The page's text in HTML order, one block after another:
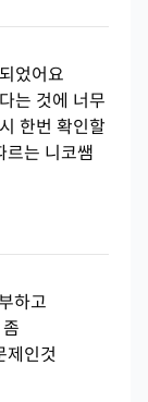
었어요
는 것에 너무
한번 확인할
르는 니코쌤
하고
제인것